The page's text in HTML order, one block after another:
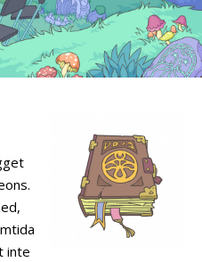
inte